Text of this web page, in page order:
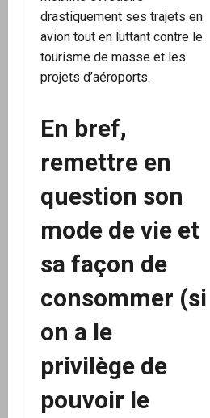
drastiquement ses trajets en
avion tout en luttant contre le
tourisme de masse et les
projets d’aéroports.
En bref,
remettre en
question son
mode de vie et
sa façon de
consommer (si
on a le
privilège de
pouvoir le